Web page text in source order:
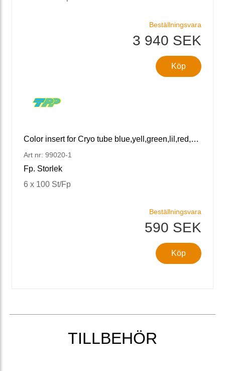
Beställningsvara
3 940 SEK
Köp
Color insert for Cryo tube blue,yell,green,lil,red,white
Art nr: 99020-1
Fp. Storlek
6 x 100 St/Fp
Beställningsvara
590 SEK
Köp
TILLBEHÖR